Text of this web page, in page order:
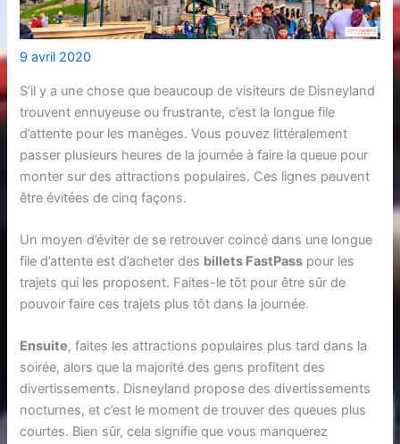
9 avril 2020
S’il y a une chose que beaucoup de visiteurs de Disneyland
trouvent ennuyeuse ou frustrante, c’est la longue file
d’attente pour les manèges. Vous pouvez littéralement
passer plusieurs heures de la journée à faire la queue pour
monter sur des attractions populaires. Ces lignes peuvent
être évitées de cinq façons.
Un moyen d’éviter de se retrouver coincé dans une longue
file d’attente est d’acheter des billets FastPass pour les
trajets qui les proposent. Faites-le tôt pour être sûr de
pouvoir faire ces trajets plus tôt dans la journée.
Ensuite, faites les attractions populaires plus tard dans la
soirée, alors que la majorité des gens profitent des
divertissements. Disneyland propose des divertissements
nocturnes, et c’est le moment de trouver des queues plus
courtes. Bien sûr, cela signifie que vous manquerez